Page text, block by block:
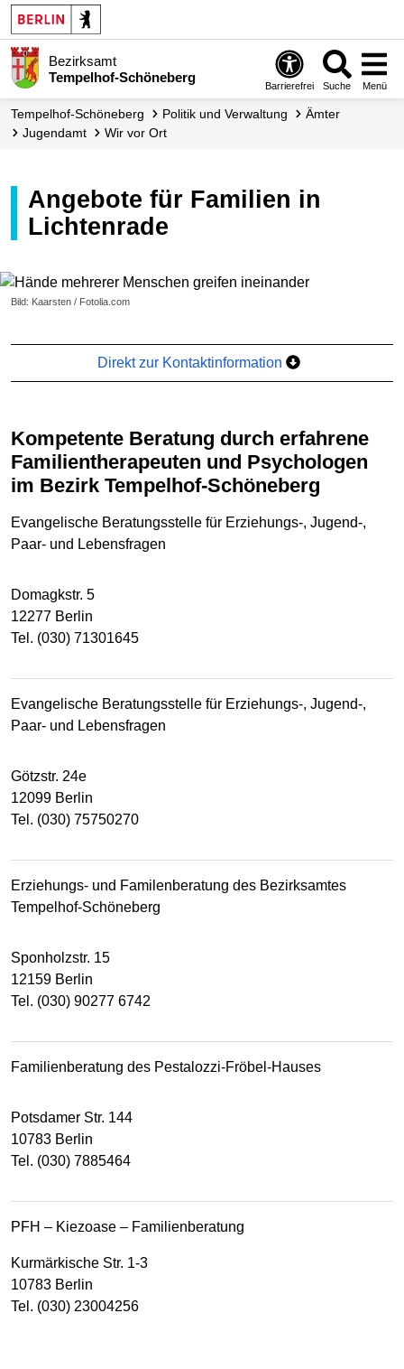
Bezirksamt
Tempelhof-Schöneberg
Barrierefrei Suche Menü
Tempelhof-Schöneberg Politik und Verwaltung
Ämter
Jugendamt
Wir vor Ort
Angebote für Familien in
Lichtenrade
Bild: Kaarsten / Fotolia.com
Direkt zur Kontaktinformation
Kompetente Beratung durch erfahrene
Familientherapeuten und Psychologen
im Bezirk Tempelhof-Schöneberg
Evangelische Beratungsstelle für Erziehungs-, Jugend-,
Paar- und Lebensfragen
Domagkstr. 5
12277 Berlin
Tel. (030) 71301645
Evangelische Beratungsstelle für Erziehungs-, Jugend-,
Paar- und Lebensfragen
Götzstr. 24e
12099 Berlin
Tel. (030) 75750270
Erziehungs- und Familenberatung des Bezirksamtes
Tempelhof-Schöneberg
Sponholzstr. 15
12159 Berlin
Tel. (030) 90277 6742
Familienberatung des Pestalozzi-Fröbel-Hauses
Potsdamer Str. 144
10783 Berlin
Tel. (030) 7885464
PFH – Kiezoase – Familienberatung
Kurmärkische Str. 1-3
10783 Berlin
Tel. (030) 23004256